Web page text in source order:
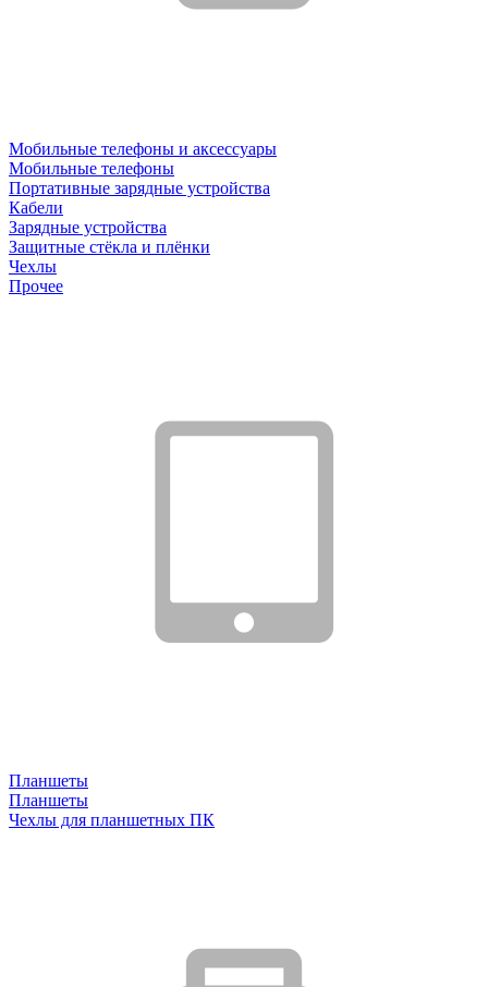
Мобильные телефоны и аксессуары
Мобильные телефоны
Портативные зарядные устройства
Кабели
Зарядные устройства
Защитные стёкла и плёнки
Чехлы
Прочее
Планшеты
Планшеты
Чехлы для планшетных ПК